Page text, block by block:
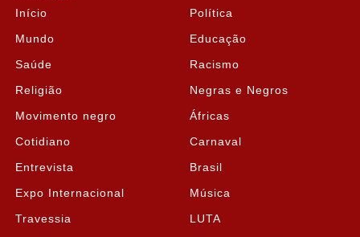
Início Política
Mundo Educação
Saúde Racismo
Religião Negras e Negros
Movimento negro Áfricas
Cotidiano Carnaval
Entrevista Brasil
Expo Internacional Música
Travessia LUTA